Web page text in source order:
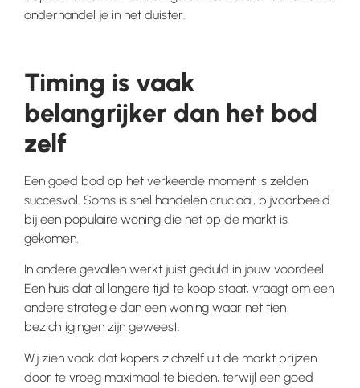
onderhandel je in het duister.
Timing is vaak
belangrijker dan het bod
zelf
Een goed bod op het verkeerde moment is zelden
succesvol. Soms is snel handelen cruciaal, bijvoorbeeld
bij een populaire woning die net op de markt is
gekomen.
In andere gevallen werkt juist geduld in jouw voordeel.
Een huis dat al langere tijd te koop staat, vraagt om een
andere strategie dan een woning waar net tien
bezichtigingen zijn geweest.
Wij zien vaak dat kopers zichzelf uit de markt prijzen
door te vroeg maximaal te bieden, terwijl een goed